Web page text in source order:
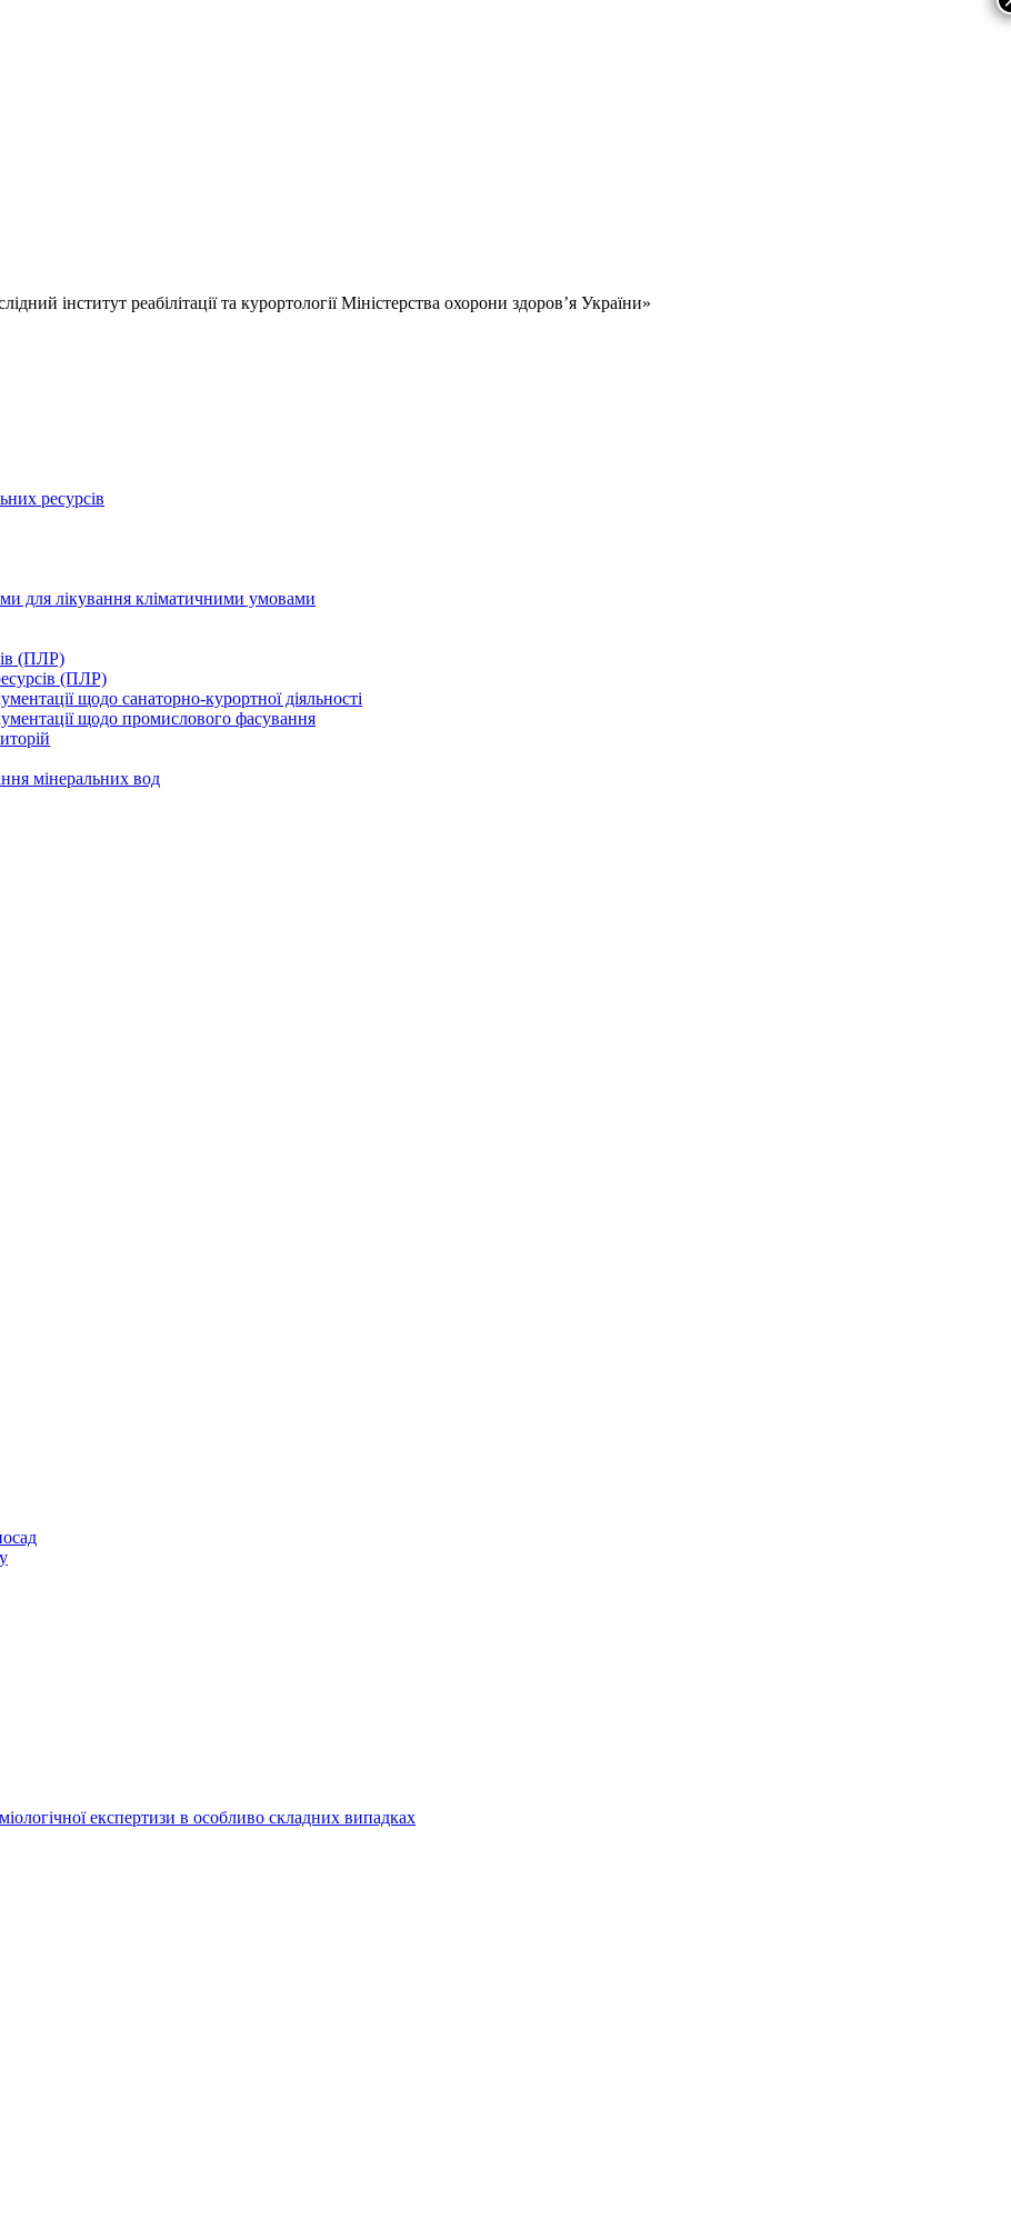
інститут реабілітації та курортології Міністерства охорони здоров’я України»
ресурсів
для лікування кліматичними умовами
(ПЛР)
(ПЛР)
щодо санаторно-курортної діяльності
щодо промислового фасування
мінеральних вод
експертизи в особливо складних випадках